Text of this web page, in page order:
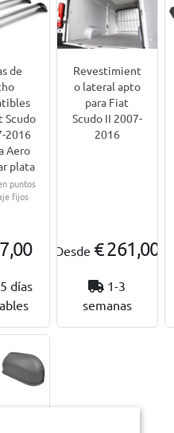
de
Scudo
2016
Aero
plata
puntos
fijos
días
Revestimient
o lateral apto
para Fiat
Scudo II 2007-
2016
Desde € 261,00
1-3
semanas